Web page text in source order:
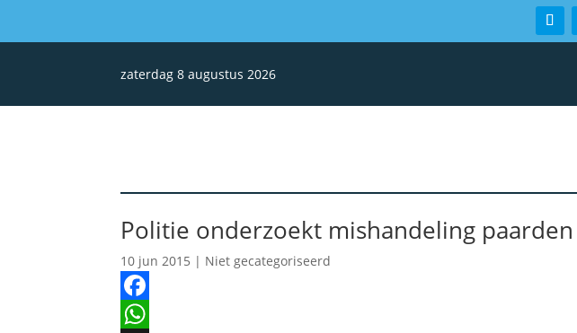
zaterdag 8 augustus 2026
Politie onderzoekt mishandeling paarden
10 jun 2015 | Niet gecategoriseerd
Facebook